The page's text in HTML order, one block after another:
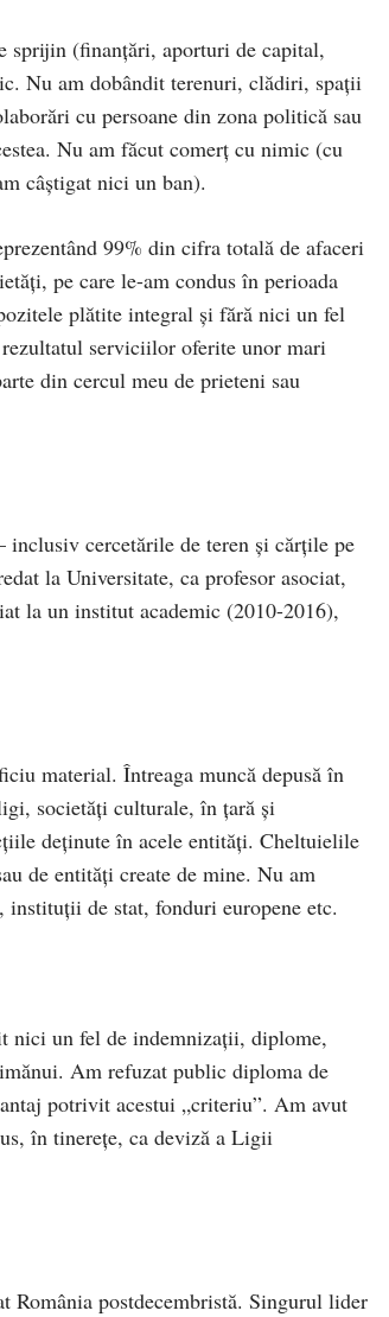
sprijin (finanțări, aporturi de capital,
Nu am dobândit terenuri, clădiri, spații
cu persoane din zona politică sau
Nu am făcut comerț cu nimic (cu
câștigat nici un ban).
99% din cifra totală de afaceri
pe care le-am condus în perioada
plătite integral și fără nici un fel
serviciilor oferite unor mari
din cercul meu de prieteni sau
cercetările de teren și cărțile pe
la Universitate, ca profesor asociat,
la un institut academic (2010-2016),
material. Întreaga muncă depusă în
societăți culturale, în țară și
deținute în acele entități. Cheltuielile
de entități create de mine. Nu am
de stat, fonduri europene etc.
nici un fel de indemnizații, diplome,
Am refuzat public diploma de
potrivit acestui „criteriu”. Am avut
în tinerețe, ca deviză a Ligii
postdecembristă. Singurul lider